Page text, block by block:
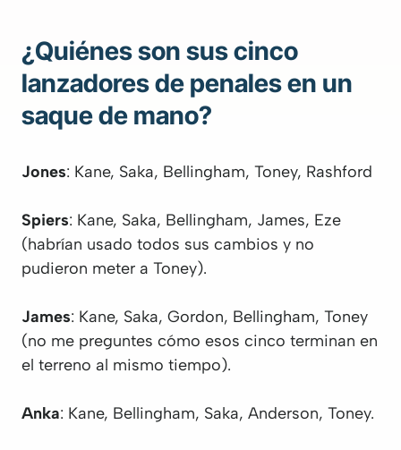
¿Quiénes son sus cinco
lanzadores de penales en un
saque de mano?
Jones: Kane, Saka, Bellingham, Toney, Rashford
Spiers: Kane, Saka, Bellingham, James, Eze
(habrían usado todos sus cambios y no
pudieron meter a Toney).
James: Kane, Saka, Gordon, Bellingham, Toney
(no me preguntes cómo esos cinco terminan en
el terreno al mismo tiempo).
Anka: Kane, Bellingham, Saka, Anderson, Toney.